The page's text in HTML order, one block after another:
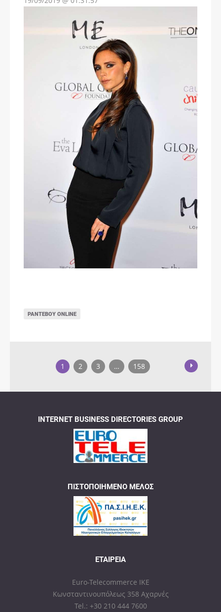
ΡΑΝΤΕΒΟΎ ONLINE
1 2 3 … 158
INTERNET BUSINESS DIRECTORIES GROUP
ΠΙΣΤΟΠΟΙΗΜΈΝΟ ΜΈΛΟΣ
ΕΤΑΙΡΕΊΑ
Euro-Telecommerce IKE
Κωνσταντινουπόλεως 358 Αχαρνές
Tel.: +30 210 444 7600